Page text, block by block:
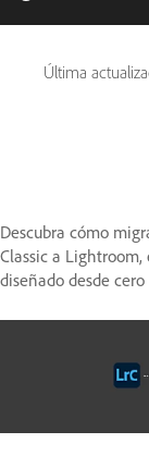
Última
Descubra cómo
Classic a
diseñado desde